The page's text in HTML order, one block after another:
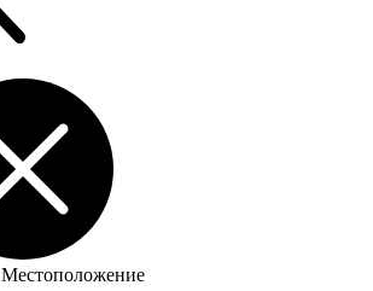
Местоположение